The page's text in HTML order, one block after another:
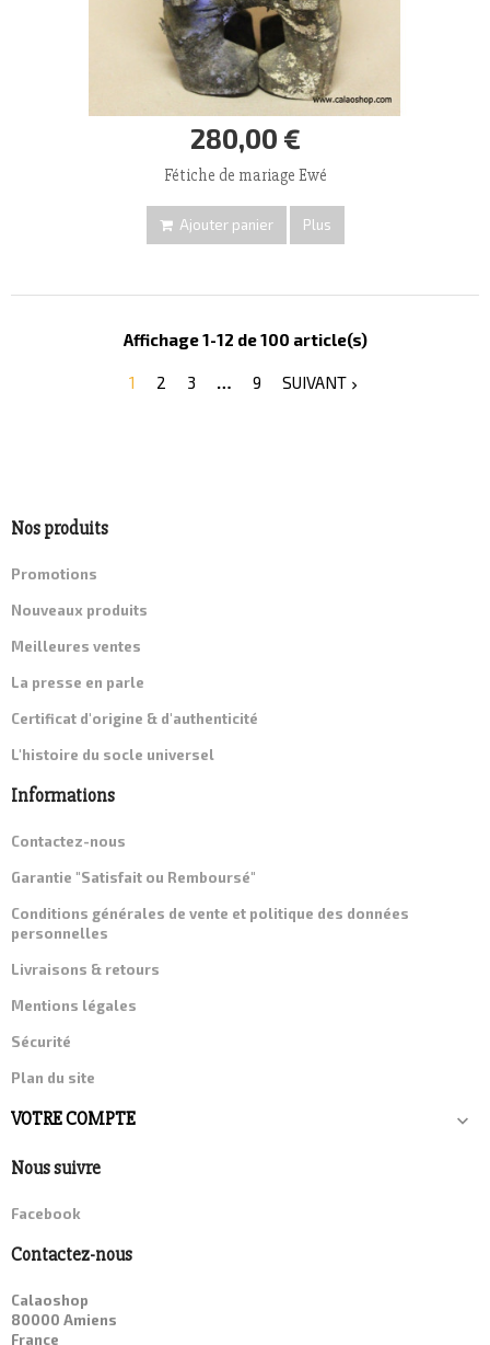
280,00 €
Fétiche de mariage Ewé
Ajouter panier Plus
Affichage 1-12 de 100 article(s)
1 2 3 … 9 SUIVANT 
Nos produits
Promotions
Nouveaux produits
Meilleures ventes
La presse en parle
Certificat d'origine & d'authenticité
L'histoire du socle universel
Informations
Contactez-nous
Garantie "Satisfait ou Remboursé"
Conditions générales de vente et politique des données
personnelles
Livraisons & retours
Mentions légales
Sécurité
Plan du site
VOTRE COMPTE 
Nous suivre
Facebook
Contactez-nous
Calaoshop
80000 Amiens
France